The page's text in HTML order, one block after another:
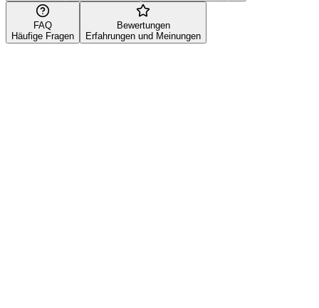
FAQ
Häufige Fragen
Bewertungen
Erfahrungen und Meinungen